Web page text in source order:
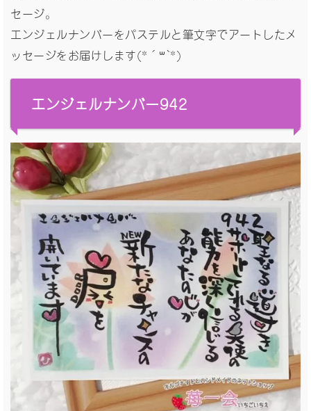
セージ。
エンジェルナンバーをパステルと筆文字でアートしたメ
ッセージをお届けします(*´꒳`*)
エンジェルナンバー942